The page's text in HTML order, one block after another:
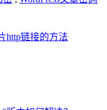
http链接的方法